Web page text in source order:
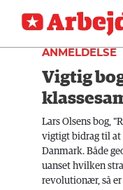
SEKTIONER
MENER
FAGLIGT
INDLAND
UDLAND
ABONNER
LOG IND
ANMELDELSE
Vigtig
Lars Olsens bog,
vigtigt bidrag til at
Danmark. Både
uanset hvilken
revolutionær, så er